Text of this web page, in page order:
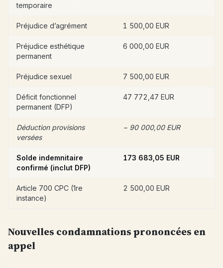
temporaire
Préjudice d’agrément 1 500,00 EUR
Préjudice esthétique
permanent
6 000,00 EUR
Préjudice sexuel 7 500,00 EUR
Déficit fonctionnel
permanent (DFP)
47 772,47 EUR
Déduction provisions
versées
− 90 000,00 EUR
Solde indemnitaire
confirmé (inclut DFP)
173 683,05 EUR
Article 700 CPC (1re
instance)
2 500,00 EUR
Nouvelles condamnations prononcées en
appel